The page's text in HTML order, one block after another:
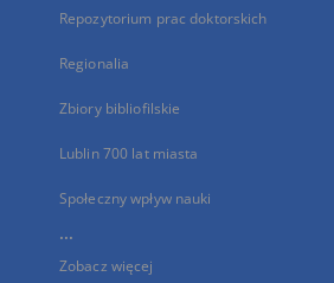
Repozytorium prac doktorskich
Regionalia
Zbiory bibliofilskie
Lublin 700 lat miasta
Społeczny wpływ nauki
...
Zobacz więcej